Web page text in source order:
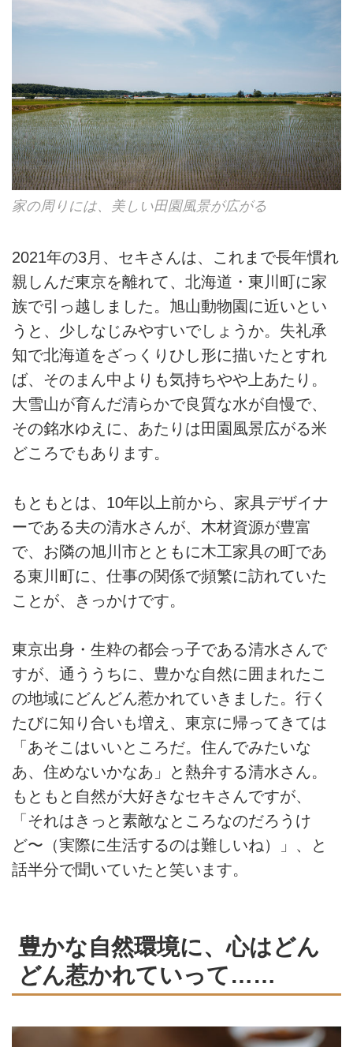
家の周りには、美しい田園風景が広がる
2021年の3月、セキさんは、これまで長年慣れ
親しんだ東京を離れて、北海道・東川町に家
族で引っ越しました。旭山動物園に近いとい
うと、少しなじみやすいでしょうか。失礼承
知で北海道をざっくりひし形に描いたとすれ
ば、そのまん中よりも気持ちやや上あたり。
大雪山が育んだ清らかで良質な水が自慢で、
その銘水ゆえに、あたりは田園風景広がる米
どころでもあります。
もともとは、10年以上前から、家具デザイナ
ーである夫の清水さんが、木材資源が豊富
で、お隣の旭川市とともに木工家具の町であ
る東川町に、仕事の関係で頻繁に訪れていた
ことが、きっかけです。
東京出身・生粋の都会っ子である清水さんで
すが、通ううちに、豊かな自然に囲まれたこ
の地域にどんどん惹かれていきました。行く
たびに知り合いも増え、東京に帰ってきては
「あそこはいいところだ。住んでみたいな
あ、住めないかなあ」と熱弁する清水さん。
もともと自然が大好きなセキさんですが、
「それはきっと素敵なところなのだろうけ
ど〜（実際に生活するのは難しいね）」、と
話半分で聞いていたと笑います。
豊かな自然環境に、心はどん
どん惹かれていって……